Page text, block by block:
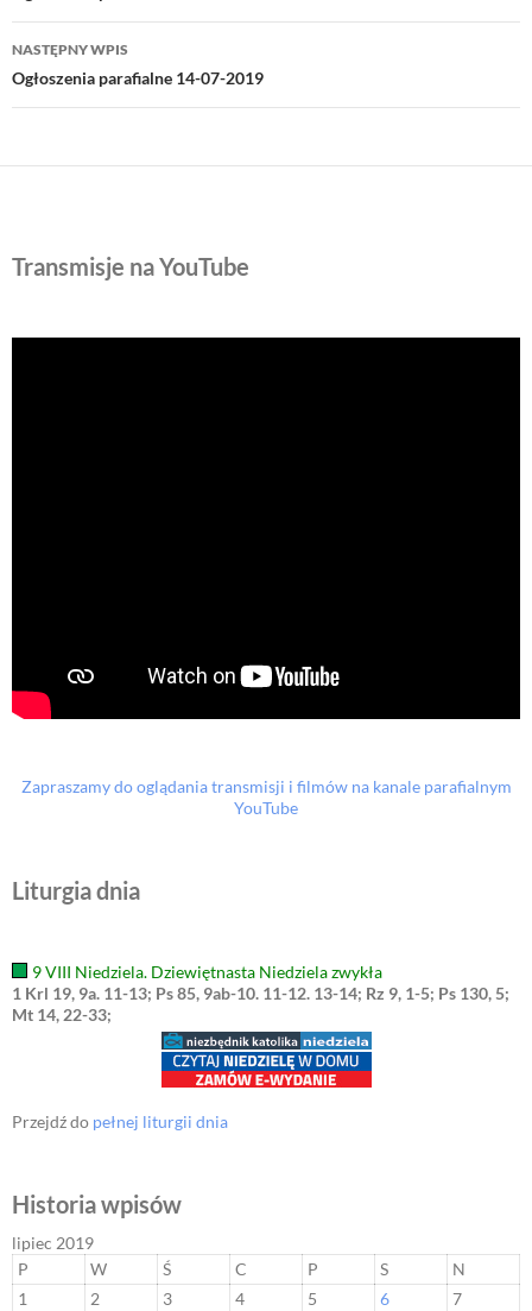
NASTĘPNY WPIS
Ogłoszenia parafialne 14-07-2019
Transmisje na YouTube
Zapraszamy do oglądania transmisji i filmów na kanale parafialnym
YouTube
Liturgia dnia
9 VIII Niedziela. Dziewiętnasta Niedziela zwykła
1 Krl 19, 9a. 11-13; Ps 85, 9ab-10. 11-12. 13-14; Rz 9, 1-5; Ps 130, 5;
Mt 14, 22-33;
Przejdź do pełnej liturgii dnia
Historia wpisów
lipiec 2019
P
W Ś C P S
N
1
2 3 4 5 6
7